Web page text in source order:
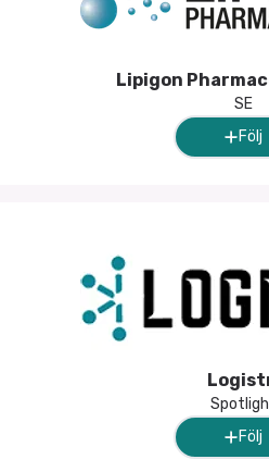
Lipigon
SE
Följ
Följ